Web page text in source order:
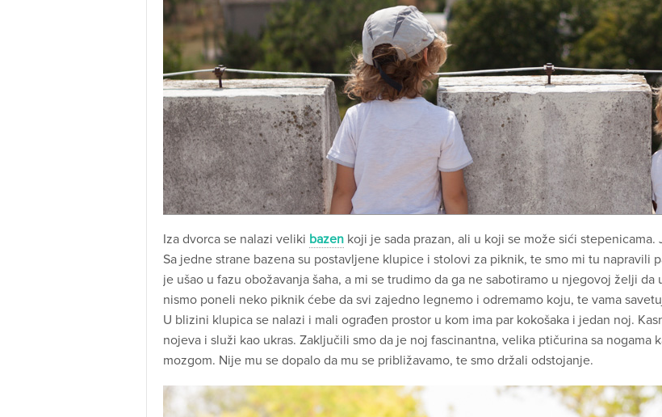
Iza dvorca se nalazi veliki bazen koji je sada prazan, ali u koji se može sići stepenicama.
Sa jedne strane bazena su postavljene klupice i stolovi za piknik, te smo mi tu napravili
je ušao u fazu obožavanja šaha, a mi se trudimo da ga ne sabotiramo u njegovoj želji
nismo poneli neko piknik ćebe da svi zajedno legnemo i odremamo koju, te vama
U blizini klupica se nalazi i mali ograđen prostor u kom ima par kokošaka i jedan noj.
nojeva i služi kao ukras. Zaključili smo da je noj fascinantna, velika ptičurina sa nogama
mozgom. Nije mu se dopalo da mu se približavamo, te smo držali odstojanje.